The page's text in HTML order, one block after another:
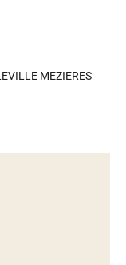
MEZIERES
gérés – D.